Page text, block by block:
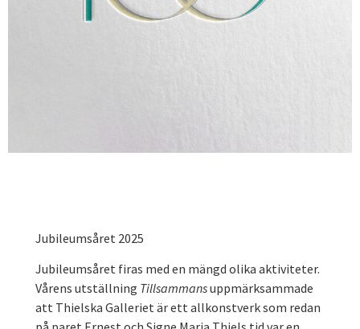
Jubileumsåret 2025
Jubileumsåret firas med en mängd olika aktiviteter.
Vårens utställning Tillsammansuppmärksammade
att Thielska Galleriet är ett allkonstverk som redan